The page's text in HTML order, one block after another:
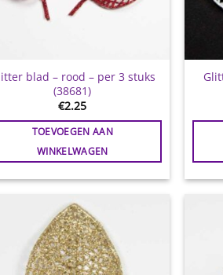
blad – rood – per 3 stuks
(38681)
€2.25
TOEVOEGEN AAN
WINKELWAGEN
Toevoegen
wenslijst